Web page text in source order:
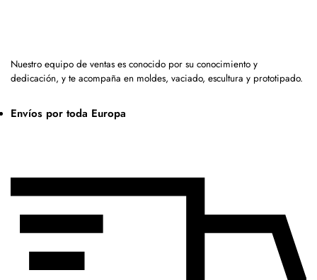
Nuestro equipo de ventas es conocido por su conocimiento y
dedicación, y te acompaña en moldes, vaciado, escultura y prototipado.
Envíos por toda Europa